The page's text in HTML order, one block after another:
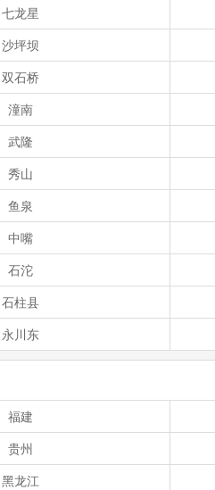
七龙星
沙坪坝
双石桥
潼南
武隆
秀山
鱼泉
中嘴
石沱
石柱县
永川东
福建
贵州
黑龙江